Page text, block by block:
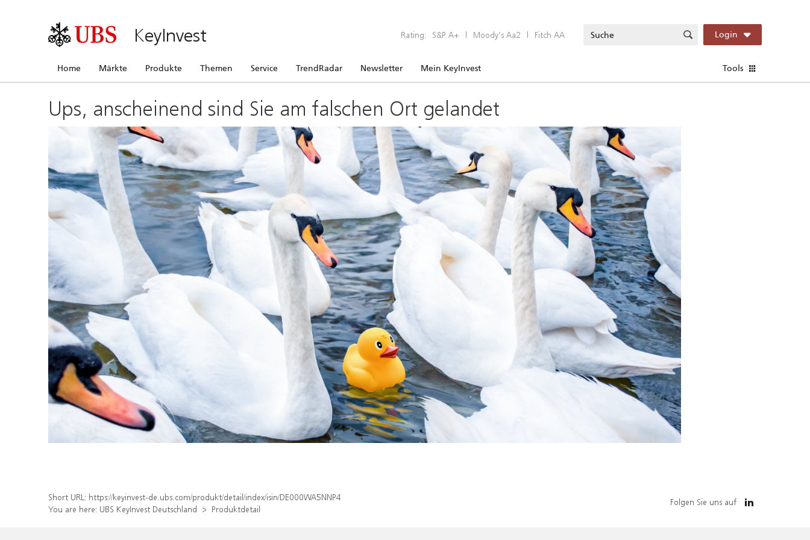
KeyInvest Rating: S&P A+ | Moody’s Aa2 | Fitch AA Login
Home Märkte Produkte Themen Service TrendRadar Newsletter Mein KeyInvest Tools
Ups, anscheinend sind Sie am falschen Ort gelandet
Short URL: https://keyinvest-de.ubs.com/produkt/detail/index/isin/DE000WA5NNP4
You are here: UBS KeyInvest Deutschland Produktdetail
Folgen Sie uns auf